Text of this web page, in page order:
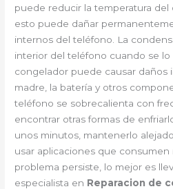
puede reducir la temperatura del
esto puede dañar
internos del teléfono. La
interior del teléfono cuando se lo
congelador puede causar daños
madre, la batería y otros
teléfono se sobrecalienta con
encontrar otras formas de
unos minutos, mantenerlo
usar aplicaciones que consumen
problema persiste, lo mejor es
especialista en Reparacion de